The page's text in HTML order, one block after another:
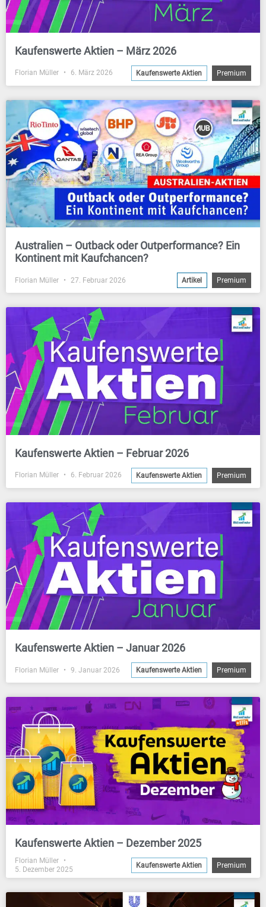
Kaufenswerte Aktien – März 2026
Florian Müller 6. März 2026 Kaufenswerte Aktien Premium
Australien – Outback oder Outperformance? Ein
Kontinent mit Kaufchancen?
Florian Müller 27. Februar 2026 Artikel Premium
Kaufenswerte Aktien – Februar 2026
Florian Müller 6. Februar 2026 Kaufenswerte Aktien Premium
Kaufenswerte Aktien – Januar 2026
Florian Müller 9. Januar 2026 Kaufenswerte Aktien Premium
Kaufenswerte Aktien – Dezember 2025
Florian Müller
5. Dezember 2025
Kaufenswerte Aktien Premium